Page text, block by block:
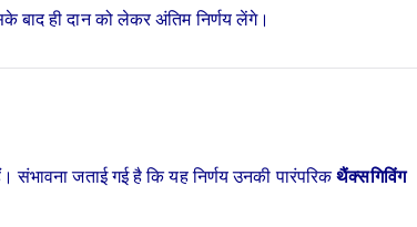
बाद ही दान को लेकर अंतिम निर्णय लेंगे।
संभावना जताई गई है कि यह निर्णय उनकी पारंपरिकथैंक्सगिविंग